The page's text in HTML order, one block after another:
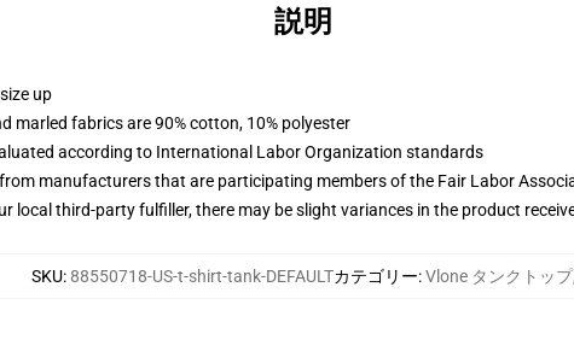
説明
up
marled fabrics are 90% cotton, 10% polyester
according to International Labor Organization standards
manufacturers that are participating members of the Fair Labor
local third-party fulfiller, there may be slight variances in the product
SKU:88550718-US-t-shirt-tank-DEFAULTカテゴリー:Vlone タンクトップ,